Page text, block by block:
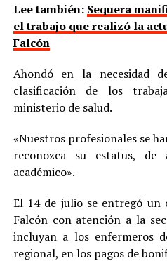
Lee también: Sequera
el trabajo que realizó la
Falcón
Ahondó en la necesidad
clasificación de los
ministerio de salud.
«Nuestros profesionales se
reconozca su estatus,
académico».
El 14 de julio se entregó un
Falcón con atención a la
incluyan a los enfermeros
regional, en los pagos de